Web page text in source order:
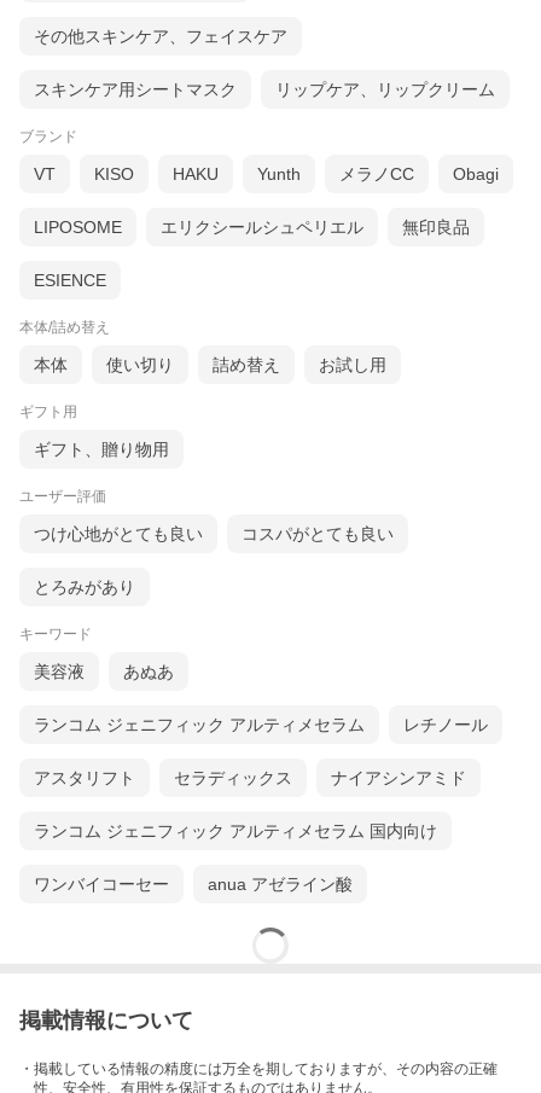
その他スキンケア、フェイスケア
スキンケア用シートマスク リップケア、リップクリーム
ブランド
VT KISO HAKU Yunth メラノCC Obagi
LIPOSOME エリクシールシュペリエル 無印良品
ESIENCE
本体/詰め替え
本体 使い切り 詰め替え お試し用
ギフト用
ギフト、贈り物用
ユーザー評価
つけ心地がとても良い コスパがとても良い
とろみがあり
キーワード
美容液 あぬあ
ランコム ジェニフィック アルティメセラム レチノール
アスタリフト セラディックス ナイアシンアミド
ランコム ジェニフィック アルティメセラム 国内向け
ワンバイコーセー anua アゼライン酸
掲載情報について
・掲載している情報の精度には万全を期しておりますが、その内容の正確
性、安全性、有用性を保証するものではありません。